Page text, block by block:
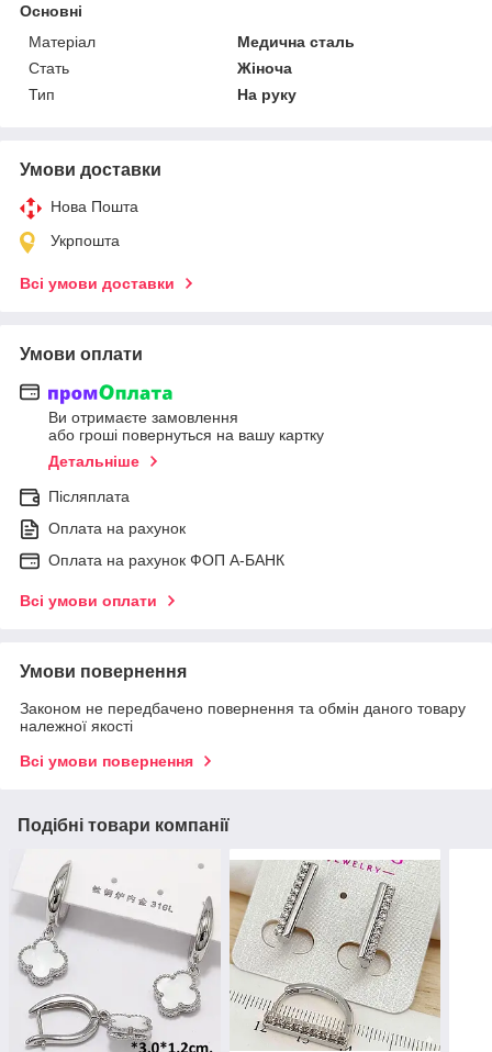
Основні
Матеріал
Медична сталь
Стать
Жіноча
Тип
На руку
Умови доставки
Нова Пошта
Укрпошта
Всі умови доставки
Умови оплати
Ви отримаєте замовлення
або гроші повернуться на вашу картку
Детальніше
Післяплата
Оплата на рахунок
Оплата на рахунок ФОП А-БАНК
Всі умови оплати
Умови повернення
Законом не передбачено повернення та обмін даного товару
належної якості
Всі умови повернення
Подібні товари компанії